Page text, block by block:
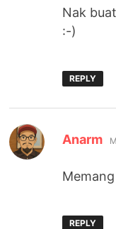
Nak
:-)
REPLY
Anarm
REPLY